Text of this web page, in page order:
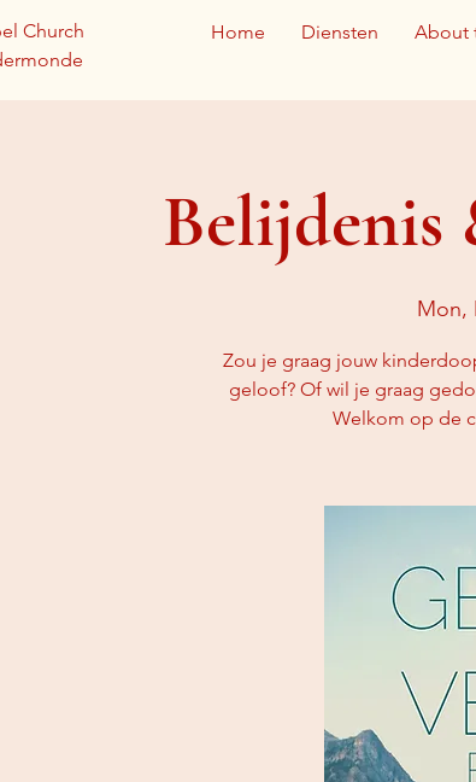
Church
Home Diensten About
Belijdenis
Mon,
Zou je graag jouw
geloof? Of wil je graag
Welkom op de